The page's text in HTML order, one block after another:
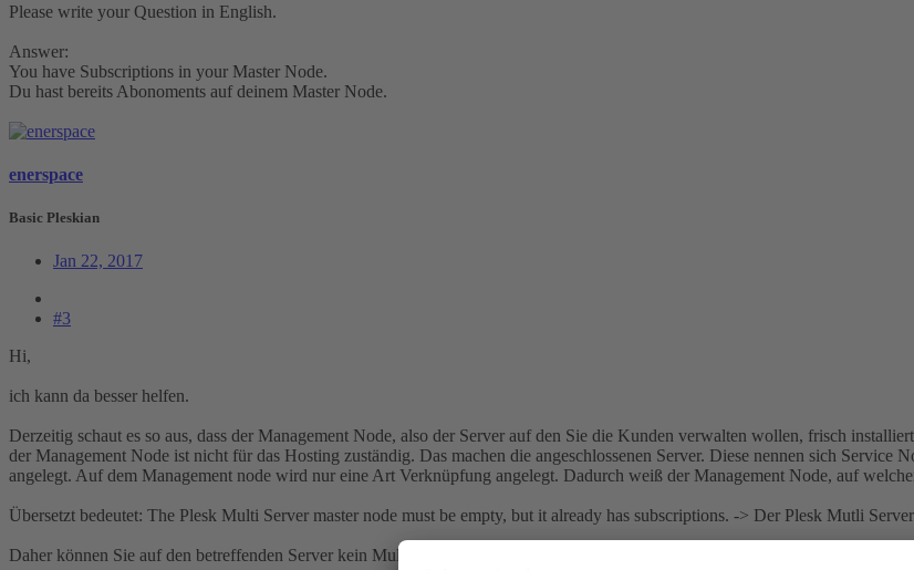
Please write your Question in English.
Answer:
You have Subscriptions in your Master Node.
Du hast bereits Abonoments auf deinem Master Node.
enerspace
Basic Pleskian
Jan 22, 2017
#3
Hi,
ich kann da besser helfen.
Derzeitig schaut es so aus, dass der Management Node, also der Server auf den Sie die Kunden verwalten wollen, frisch
der Management Node ist nicht für das Hosting zuständig. Das machen die angeschlossenen Server. Diese nennen sich
angelegt. Auf dem Management node wird nur eine Art Verknüpfung angelegt. Dadurch weiß der Management Node, auf
Übersetzt bedeutet: The Plesk Multi Server master node must be empty, but it already has subscriptions. -> Der Plesk Mutli
Daher können Sie auf den betreffenden Server kein Multi Server Plugin installieren.